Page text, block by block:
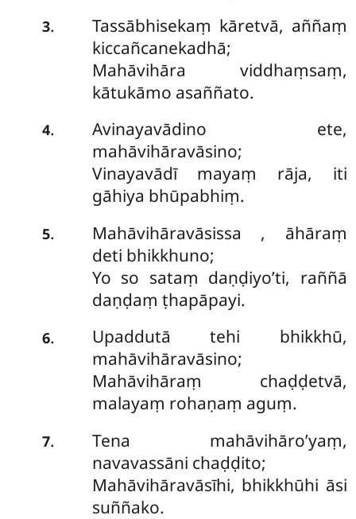
3.
Tassābhisekaṃ kāretvā, aññaṃ
kiccañcanekadhā;
Mahāvihāra viddhaṃsaṃ,
kātukāmo asaññato.
4.
Avinayavādino ete,
mahāvihāravāsino;
Vinayavādī mayaṃ rāja, iti
gāhiya bhūpabhiṃ.
5. Mahāvihāravāsissa , āhāraṃ
deti bhikkhuno;
Yo so sataṃ daṇḍiyo’ti, raññā
daṇḍaṃ ṭhapāpayi.
6.
Upaddutā tehi bhikkhū,
mahāvihāravāsino;
Mahāvihāraṃ chaḍḍetvā,
malayaṃ rohaṇaṃ aguṃ.
7.
Tena mahāvihāro’yaṃ,
navavassāni chaḍḍito;
Mahāvihāravāsīhi, bhikkhūhi āsi
suññako.